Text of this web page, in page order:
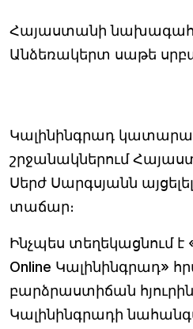
Հայաստանի
Անձեռակերտ սաթե
Կալինինգրադ
շրջանակներում
Սերժ Սարգսյանն
տաճար։
Ինչպես տեղեկացնում
Online Կալինինգրադ»
բարձրաստիճան հյուրին
Կալինինգրադի